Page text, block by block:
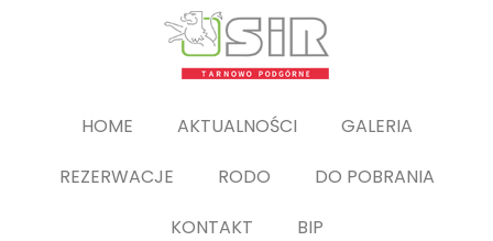
HOME AKTUALNOŚCI
GALERIA
REZERWACJE
RODO
DO POBRANIA
KONTAKT
BIP